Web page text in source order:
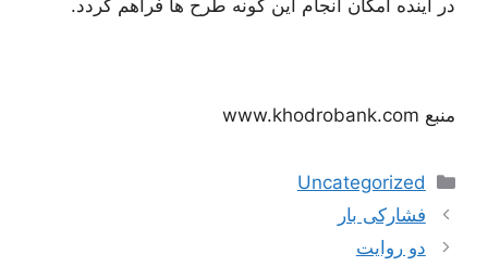
در آینده امکان انجام این گونه طرح ها فراهم گردد.
منبع www.khodrobank.com
دسته‌ها
Uncategorized
فشارکی بار
دو روایت